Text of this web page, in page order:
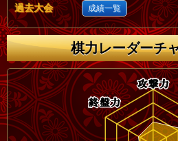
過去大会 成績一覧
棋力レーダーチ